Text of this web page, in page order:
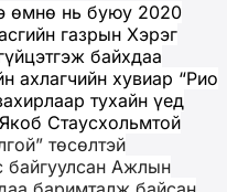
өмнө нь буюу 2020
газрын Хэрэг
байхдаа
ахлагчийн хувиар “Рио
тухайн үед
Стаусхольмтой
төсөлтэй
байгуулсан Ажлын